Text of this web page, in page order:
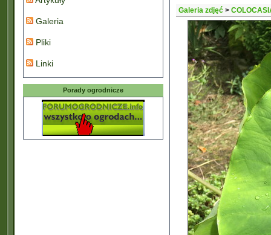
Galeria
Pliki
Linki
Porady ogrodnicze
Galeria zdjęć >